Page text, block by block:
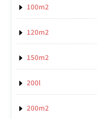
100m2
120m2
150m2
200l
200m2